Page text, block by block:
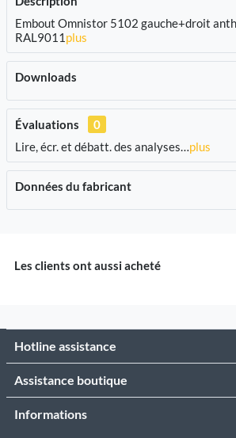
Embout Omnistor 5102 gauche+droit
RAL9011 plus
Downloads
Évaluations
0
Lire, écr. et débatt. des analyses…plus
Données du fabricant
Les clients ont aussi acheté
Hotline assistance
Assistance boutique
Informations